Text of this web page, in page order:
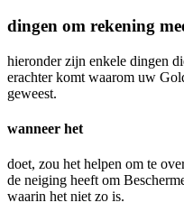
dingen om rekening
hieronder zijn enkele dingen
erachter komt waarom uw
geweest.
wanneer het
doet, zou het helpen om te
de neiging heeft om
waarin het niet zo is.